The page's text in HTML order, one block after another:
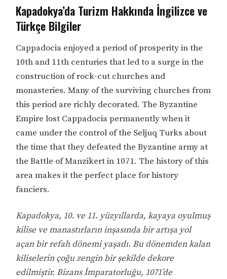
Kapadokya’da Turizm Hakkında İngilizce ve
Türkçe Bilgiler
Cappadocia enjoyed a period of prosperity in the
10th and 11th centuries that led to a surge in the
construction of rock-cut churches and
monasteries. Many of the surviving churches from
this period are richly decorated. The Byzantine
Empire lost Cappadocia permanently when it
came under the control of the Seljuq Turks about
the time that they defeated the Byzantine army at
the Battle of Manzikert in 1071. The history of this
area makes it the perfect place for history
fanciers.
Kapadokya, 10. ve 11. yüzyıllarda, kayaya oyulmuş
kilise ve manastırların inşasında bir artışa yol
açan bir refah dönemi yaşadı. Bu dönemden kalan
kiliselerin çoğu zengin bir şekilde dekore
edilmiştir. Bizans İmparatorluğu, 1071’de